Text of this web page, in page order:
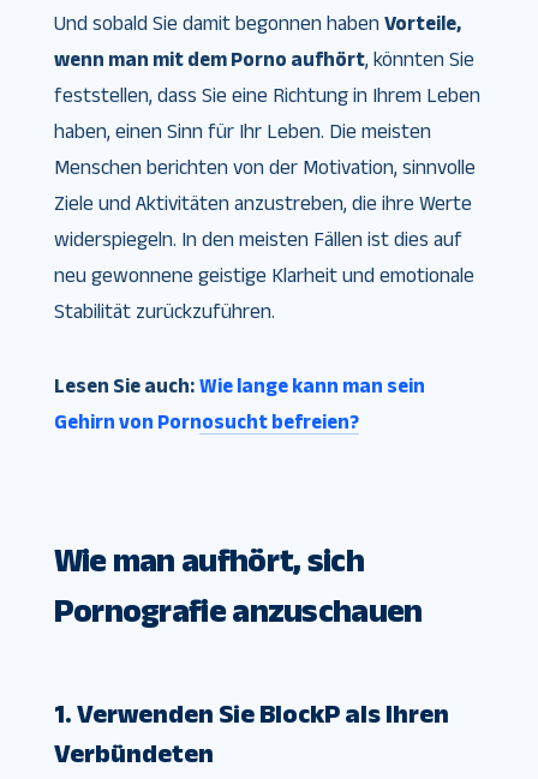
Und sobald Sie damit begonnen haben Vorteile,
wenn man mit dem Porno aufhört, könnten Sie
feststellen, dass Sie eine Richtung in Ihrem Leben
haben, einen Sinn für Ihr Leben. Die meisten
Menschen berichten von der Motivation, sinnvolle
Ziele und Aktivitäten anzustreben, die ihre Werte
widerspiegeln. In den meisten Fällen ist dies auf
neu gewonnene geistige Klarheit und emotionale
Stabilität zurückzuführen.
Lesen Sie auch: Wie lange kann man sein
Gehirn von Pornosucht befreien?
Wie man aufhört, sich
Pornografie anzuschauen
1. Verwenden Sie BlockP als Ihren
Verbündeten